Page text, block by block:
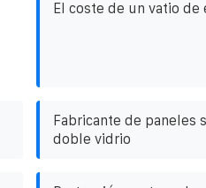
El coste de un vatio de
Fabricante de paneles
doble vidrio